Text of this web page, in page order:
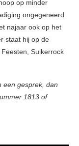
op minder
ongegeneerd
najaar ook op het
staat hij op de
Suikerrock
een gesprek, dan
1813 of